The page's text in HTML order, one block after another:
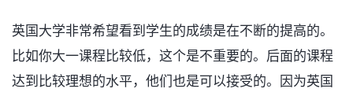
英国大学非常希望看到学生的成绩是在不断的提高的。
比如你大一课程比较低，这个是不重要的。后面的课程
达到比较理想的水平，他们也是可以接受的。因为英国